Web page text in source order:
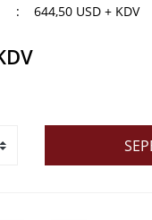
644,50 USD + KDV